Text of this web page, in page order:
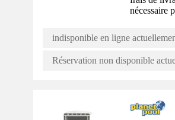
nécessaire
indisponible en ligne
Réservation non disponible